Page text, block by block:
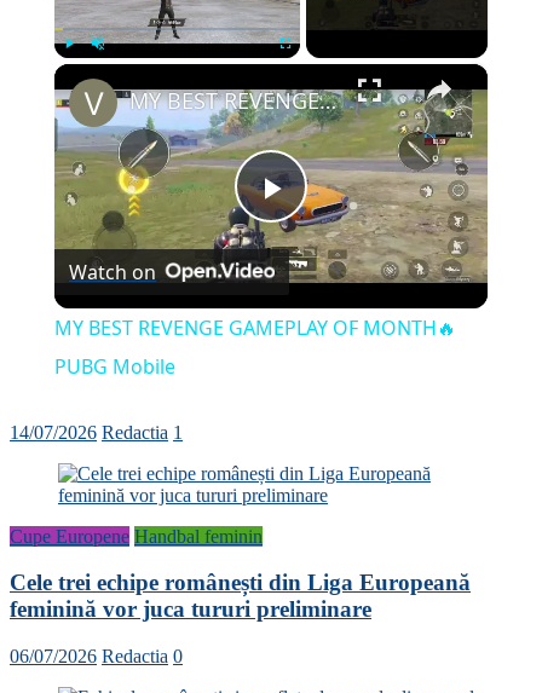
Play
Video
MY BEST REVENGE GAMEPLAY OF MONTH🔥PUBG Mobile
Watch on
MY BEST REVENGE GAMEPLAY OF MONTH🔥
PUBG Mobile
14/07/2026 Redactia 1
Cupe Europene Handbal feminin
Cele trei echipe românești din Liga Europeană
feminină vor juca tururi preliminare
06/07/2026 Redactia 0